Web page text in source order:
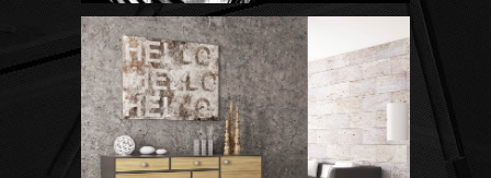
SIMPLA Identity Design